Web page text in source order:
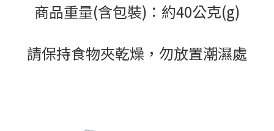
商品重量(含包裝)：約40公克(g)
請保持食物夾乾燥，勿放置潮濕處